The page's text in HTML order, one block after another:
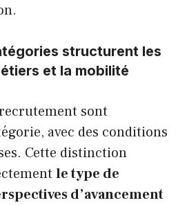
structurent les
et la mobilité
sont
avec des conditions
Cette distinction
le type de
d’avancement